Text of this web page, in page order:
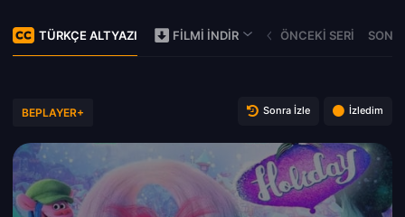
TÜRKÇE ALTYAZI FILMI İNDIR ÖNCEKI SERI
BEPLAYER+ Sonra İzle İzledim